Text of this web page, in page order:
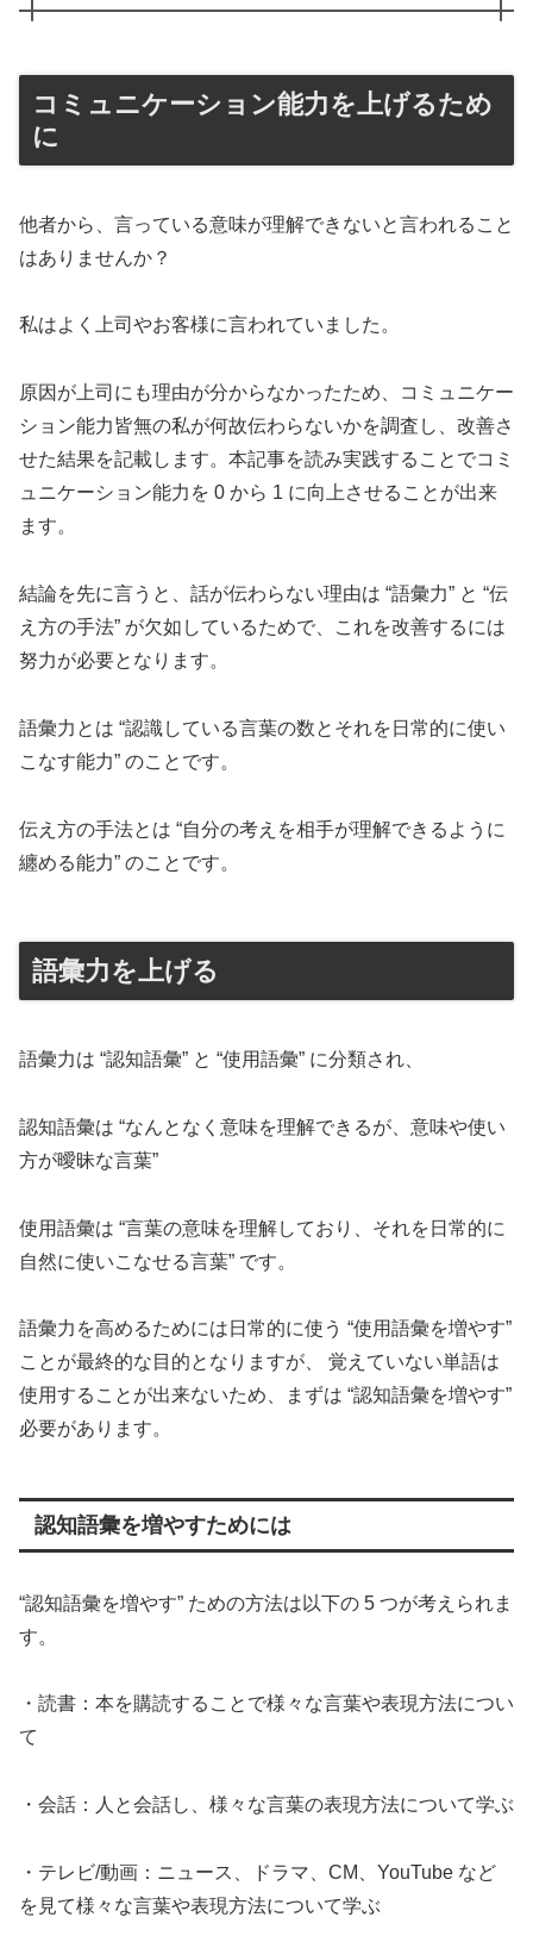
コミュニケーション能力を上げるため
に
他者から、言っている意味が理解できないと言われること
はありませんか？
私はよく上司やお客様に言われていました。
原因が上司にも理由が分からなかったため、コミュニケー
ション能力皆無の私が何故伝わらないかを調査し、改善さ
せた結果を記載します。本記事を読み実践することでコミ
ュニケーション能力を 0 から 1 に向上させることが出来
ます。
結論を先に言うと、話が伝わらない理由は “語彙力” と “伝
え方の手法” が欠如しているためで、これを改善するには
努力が必要となります。
語彙力とは “認識している言葉の数とそれを日常的に使い
こなす能力” のことです。
伝え方の手法とは “自分の考えを相手が理解できるように
纏める能力” のことです。
語彙力を上げる
語彙力は “認知語彙” と “使用語彙” に分類され、
認知語彙は “なんとなく意味を理解できるが、意味や使い
方が曖昧な言葉”
使用語彙は “言葉の意味を理解しており、それを日常的に
自然に使いこなせる言葉” です。
語彙力を高めるためには日常的に使う “使用語彙を増やす”
ことが最終的な目的となりますが、 覚えていない単語は
使用することが出来ないため、まずは “認知語彙を増やす”
必要があります。
認知語彙を増やすためには
“認知語彙を増やす” ための方法は以下の 5 つが考えられま
す。
・読書：本を購読することで様々な言葉や表現方法につい
て
・会話：人と会話し、様々な言葉の表現方法について学ぶ
・テレビ/動画：ニュース、ドラマ、CM、YouTube など
を見て様々な言葉や表現方法について学ぶ